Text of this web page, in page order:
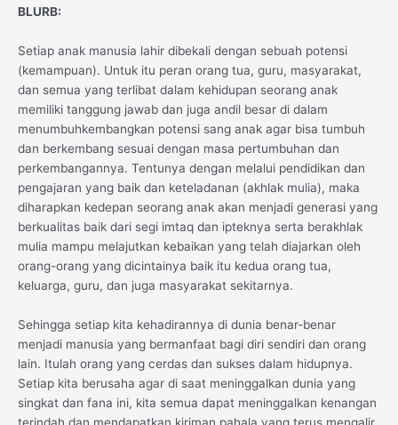
BLURB:
Setiap anak manusia lahir dibekali dengan sebuah potensi
(kemampuan). Untuk itu peran orang tua, guru, masyarakat,
dan semua yang terlibat dalam kehidupan seorang anak
memiliki tanggung jawab dan juga andil besar di dalam
menumbuhkembangkan potensi sang anak agar bisa tumbuh
dan berkembang sesuai dengan masa pertumbuhan dan
perkembangannya. Tentunya dengan melalui pendidikan dan
pengajaran yang baik dan keteladanan (akhlak mulia), maka
diharapkan kedepan seorang anak akan menjadi generasi yang
berkualitas baik dari segi imtaq dan ipteknya serta berakhlak
mulia mampu melajutkan kebaikan yang telah diajarkan oleh
orang-orang yang dicintainya baik itu kedua orang tua,
keluarga, guru, dan juga masyarakat sekitarnya.
Sehingga setiap kita kehadirannya di dunia benar-benar
menjadi manusia yang bermanfaat bagi diri sendiri dan orang
lain. Itulah orang yang cerdas dan sukses dalam hidupnya.
Setiap kita berusaha agar di saat meninggalkan dunia yang
singkat dan fana ini, kita semua dapat meninggalkan kenangan
terindah dan mendapatkan kiriman pahala yang terus mengalir